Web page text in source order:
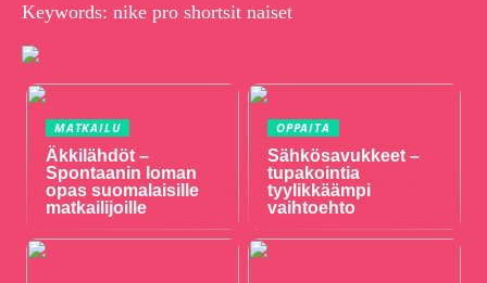
Keywords: nike pro shortsit naiset
MATKAILU
Äkkilähdöt –
Spontaanin loman
opas suomalaisille
matkailijoille
OPPAITA
Sähkösavukkeet –
tupakointia
tyylikkäämpi
vaihtoehto